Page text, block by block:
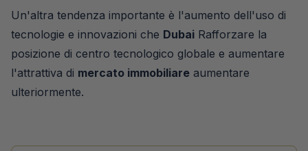
Un'altra tendenza importante è l'aumento dell'uso di
tecnologie e innovazioni che Dubai Rafforzare la
posizione di centro tecnologico globale e aumentare
l'attrattiva di mercato immobiliare aumentare
ulteriormente.